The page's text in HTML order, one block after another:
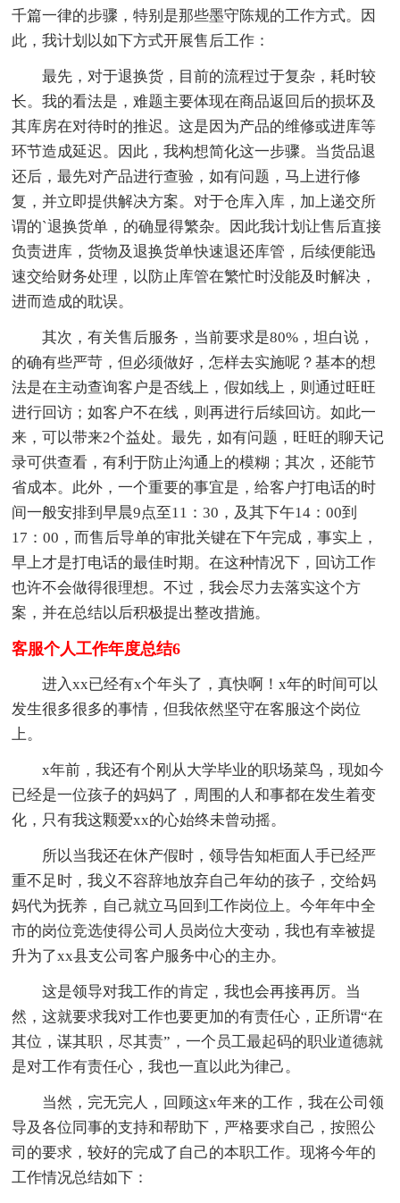
千篇一律的步骤，特别是那些墨守陈规的工作方式。因
此，我计划以如下方式开展售后工作：
最先，对于退换货，目前的流程过于复杂，耗时较
长。我的看法是，难题主要体现在商品返回后的损坏及
其库房在对待时的推迟。这是因为产品的维修或进库等
环节造成延迟。因此，我构想简化这一步骤。当货品退
还后，最先对产品进行查验，如有问题，马上进行修
复，并立即提供解决方案。对于仓库入库，加上递交所
谓的`退换货单，的确显得繁杂。因此我计划让售后直接
负责进库，货物及退换货单快速退还库管，后续便能迅
速交给财务处理，以防止库管在繁忙时没能及时解决，
进而造成的耽误。
其次，有关售后服务，当前要求是80%，坦白说，
的确有些严苛，但必须做好，怎样去实施呢？基本的想
法是在主动查询客户是否线上，假如线上，则通过旺旺
进行回访；如客户不在线，则再进行后续回访。如此一
来，可以带来2个益处。最先，如有问题，旺旺的聊天记
录可供查看，有利于防止沟通上的模糊；其次，还能节
省成本。此外，一个重要的事宜是，给客户打电话的时
间一般安排到早晨9点至11：30，及其下午14：00到
17：00，而售后导单的审批关键在下午完成，事实上，
早上才是打电话的最佳时期。在这种情况下，回访工作
也许不会做得很理想。不过，我会尽力去落实这个方
案，并在总结以后积极提出整改措施。
客服个人工作年度总结6
进入xx已经有x个年头了，真快啊！x年的时间可以
发生很多很多的事情，但我依然坚守在客服这个岗位
上。
x年前，我还有个刚从大学毕业的职场菜鸟，现如今
已经是一位孩子的妈妈了，周围的人和事都在发生着变
化，只有我这颗爱xx的心始终未曾动摇。
所以当我还在休产假时，领导告知柜面人手已经严
重不足时，我义不容辞地放弃自己年幼的孩子，交给妈
妈代为抚养，自己就立马回到工作岗位上。今年年中全
市的岗位竞选使得公司人员岗位大变动，我也有幸被提
升为了xx县支公司客户服务中心的主办。
这是领导对我工作的肯定，我也会再接再厉。当
然，这就要求我对工作也要更加的有责任心，正所谓“在
其位，谋其职，尽其责”，一个员工最起码的职业道德就
是对工作有责任心，我也一直以此为律己。
当然，完无完人，回顾这x年来的工作，我在公司领
导及各位同事的支持和帮助下，严格要求自己，按照公
司的要求，较好的完成了自己的本职工作。现将今年的
工作情况总结如下：